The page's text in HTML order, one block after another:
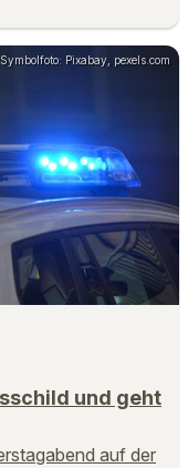
Symbolfoto: Pixabay, pexels.com
und geht
auf der